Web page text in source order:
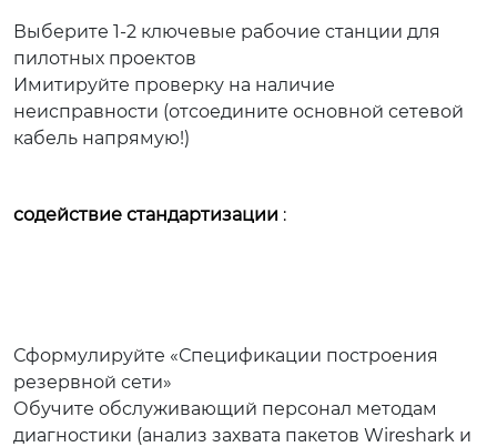
Выберите 1-2 ключевые рабочие станции для
пилотных проектов
Имитируйте проверку на наличие
неисправности (отсоедините основной сетевой
кабель напрямую!)
содействие стандартизации :
Сформулируйте «Спецификации построения
резервной сети»
Обучите обслуживающий персонал методам
диагностики (анализ захвата пакетов Wireshark и